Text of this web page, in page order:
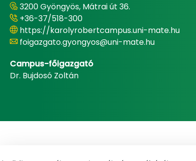
3200 Gyöngyös, Mátrai út 36.
+36-37/518-300
https://karolyrobertcampus.uni-mate.hu
foigazgato.gyongyos@uni-mate.hu
Campus-főigazgató
Dr. Bujdosó Zoltán